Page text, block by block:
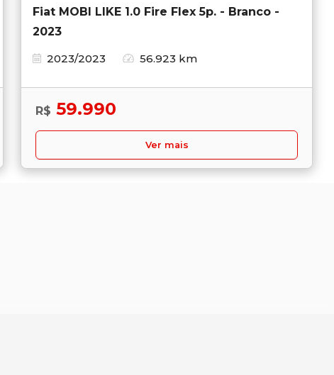
Fiat MOBI LIKE 1.0 Fire Flex 5p. - Branco -
2023
2023/2023
56.923 km
R$ 59.990
Ver mais